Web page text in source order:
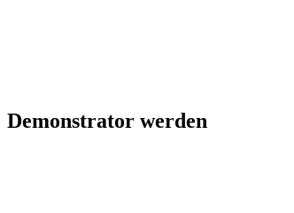
Demonstrator werden